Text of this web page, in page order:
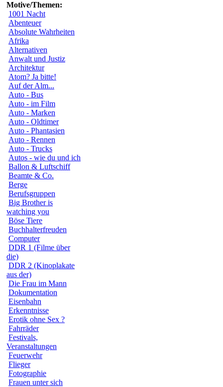
Motive/Themen:
1001 Nacht
Abenteuer
Absolute Wahrheiten
Afrika
Alternativen
Anwalt und Justiz
Architektur
Atom? Ja bitte!
Auf der Alm...
Auto - Bus
Auto - im Film
Auto - Marken
Auto - Oldtimer
Auto - Phantasien
Auto - Rennen
Auto - Trucks
Autos - wie du und ich
Ballon & Luftschiff
Beamte & Co.
Berge
Berufsgruppen
Big Brother is
watching you
Böse Tiere
Buchhalterfreuden
Computer
DDR 1 (Filme über
die)
DDR 2 (Kinoplakate
aus der)
Die Frau im Mann
Dokumentation
Eisenbahn
Erkenntnisse
Erotik ohne Sex ?
Fahrräder
Festivals,
Veranstaltungen
Feuerwehr
Flieger
Fotographie
Frauen unter sich